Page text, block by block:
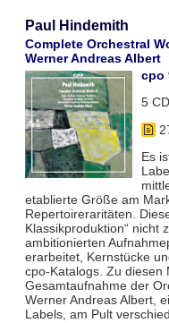
Paul Hindemith
Complete Orchestral
Werner Andreas Albert
cpo
5
Es
etablierte Größe am
Repertoireraritäten.
Klassikproduktion“ nicht
ambitionierten
erarbeitet, Kernstücke
cpo-Katalogs. Zu diesen
Gesamtaufnahme der
Werner Andreas Albert,
Labels, am Pult